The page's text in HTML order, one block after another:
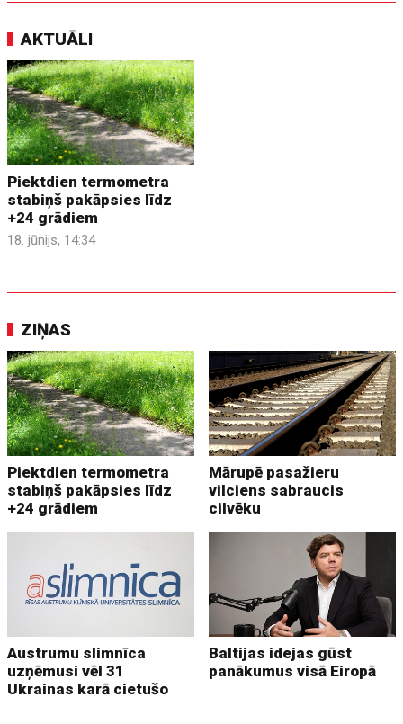
AKTUĀLI
Piektdien termometra
stabiņš pakāpsies līdz
+24 grādiem
18. jūnijs, 14:34
ZIŅAS
Piektdien termometra
stabiņš pakāpsies līdz
+24 grādiem
Mārupē pasažieru
vilciens sabraucis
cilvēku
Austrumu slimnīca
uzņēmusi vēl 31
Ukrainas karā cietušo
Baltijas idejas gūst
panākumus visā Eiropā